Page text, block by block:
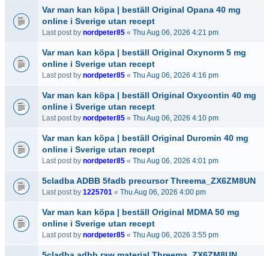
Var man kan köpa | beställ Original Opana 40 mg
online i Sverige utan recept
Last post by nordpeter85 « Thu Aug 06, 2026 4:21 pm
Var man kan köpa | beställ Original Oxynorm 5 mg
online i Sverige utan recept
Last post by nordpeter85 « Thu Aug 06, 2026 4:16 pm
Var man kan köpa | beställ Original Oxycontin 40 mg
online i Sverige utan recept
Last post by nordpeter85 « Thu Aug 06, 2026 4:10 pm
Var man kan köpa | beställ Original Duromin 40 mg
online i Sverige utan recept
Last post by nordpeter85 « Thu Aug 06, 2026 4:01 pm
5cladba ADBB 5fadb precursor Threema_ZX6ZM8UN
Last post by 1225701 « Thu Aug 06, 2026 4:00 pm
Var man kan köpa | beställ Original MDMA 50 mg
online i Sverige utan recept
Last post by nordpeter85 « Thu Aug 06, 2026 3:55 pm